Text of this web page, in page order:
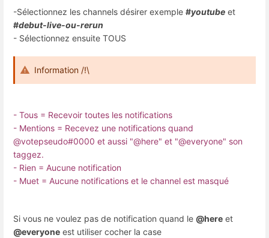
-Sélectionnez les channels désirer exemple #youtube et
#debut-live-ou-rerun
- Sélectionnez ensuite TOUS
Information /!\
- Tous = Recevoir toutes les notifications
- Mentions = Recevez une notifications quand
@votepseudo#0000 et aussi "@here" et "@everyone" son
taggez.
- Rien = Aucune notification
- Muet = Aucune notifications et le channel est masqué
Si vous ne voulez pas de notification quand le @here et
@everyone est utiliser cocher la case